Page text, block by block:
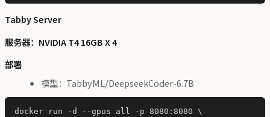
Tabby Server
服务器：NVIDIA T4 16GB X 4
部署
模型：TabbyML/DeepseekCoder-6.7B
docker run -d --gpus all -p 8080:8080 \